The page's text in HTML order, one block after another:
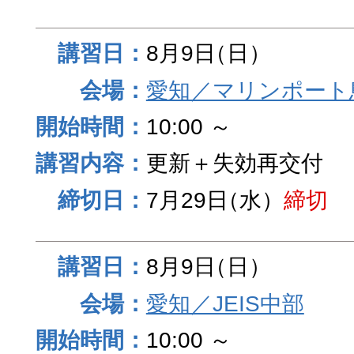
8月9日（日）
愛知／マリンポート
10:00 ～
更新＋失効再交付
7月29日（水） 締切
8月9日（日）
愛知／JEIS中部
10:00 ～